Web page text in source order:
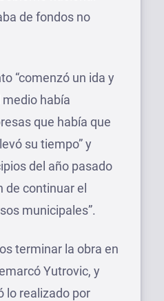
de fondos no
“comenzó un ida y
había
que había que
su tiempo” y
del año pasado
de continuar el
municipales”.
terminar la obra en
Yutrovic, y
lo realizado por